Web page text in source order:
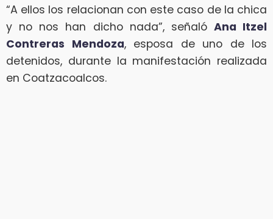
“A ellos los relacionan con este caso de la chica
y no nos han dicho nada”, señaló Ana Itzel
Contreras Mendoza, esposa de uno de los
detenidos, durante la manifestación realizada
en Coatzacoalcos.